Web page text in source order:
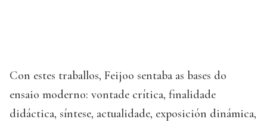
Con estes traballos, Feijoo sentaba as bases do
ensaio moderno: vontade crítica, finalidade
didáctica, síntese, actualidade, exposición dinámica,